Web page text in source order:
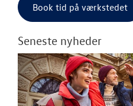
Book tid på værkstedet
Seneste nyheder